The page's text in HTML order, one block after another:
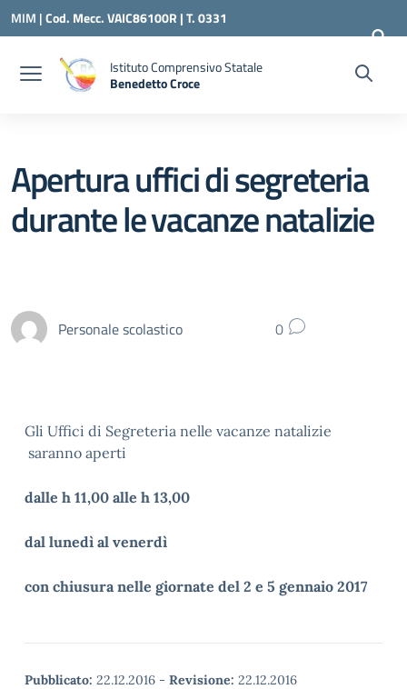
Vai ai contenuti
Vai al menu di navigazione
Vai al footer
MIM |Cod. Mecc. VAIC86100R | T. 0331
240260 | VAIC86100R@ISTRUZIONE.IT
Istituto Comprensivo Statale
Benedetto Croce
Apertura uffici di segreteria
durante le vacanze natalizie
Personale scolastico 0
Gli Uffici di Segreteria nelle vacanze natalizie
saranno aperti
dalle h 11,00 alle h 13,00
dal lunedì al venerdì
con chiusura nelle giornate del 2 e 5 gennaio 2017
Pubblicato: 22.12.2016 - Revisione: 22.12.2016